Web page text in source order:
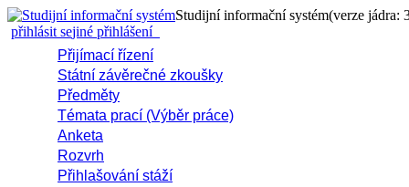
Studijní informační systém(verze jádra:
přihlásit sejiné přihlášení
Přijímací řízení
Státní závěrečné zkoušky
Předměty
Témata prací (Výběr práce)
Anketa
Rozvrh
Přihlašování stáží